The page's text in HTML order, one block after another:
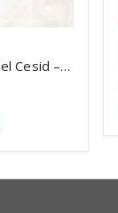
23-F: El golpe del Cesid – Jesús Palacios